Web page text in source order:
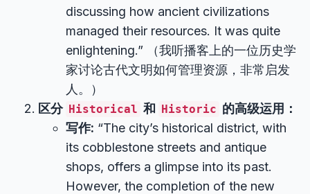
discussing how ancient civilizations
managed their resources. It was quite
enlightening.” （我听播客上的一位历史学
家讨论古代文明如何管理资源，非常启发
人。）
区分 Historical 和 Historic 的高级运用：
写作: “The city’s historical district, with
its cobblestone streets and antique
shops, offers a glimpse into its past.
However, the completion of the new